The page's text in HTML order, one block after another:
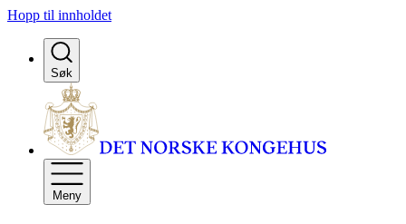
Hopp til innholdet
Søk
Meny